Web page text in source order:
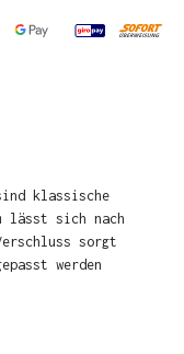
klassische
lässt sich nach
sorgt
werden